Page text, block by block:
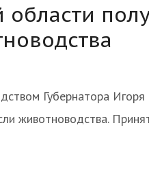
Губернатора
животноводства.